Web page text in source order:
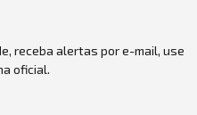
receba alertas por e-mail, use
oficial.